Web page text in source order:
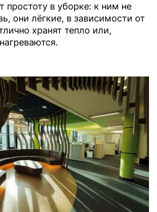
простоту в уборке: к ним не
они лёгкие, в зависимости от
хранят тепло или,